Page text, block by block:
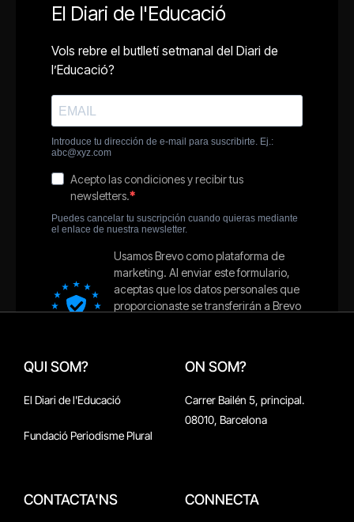
QUI SOM?
El Diari de l'Educació
Fundació Periodisme Plural
ON SOM?
Carrer Bailén 5, principal.
08010, Barcelona
CONTACTA'NS CONNECTA